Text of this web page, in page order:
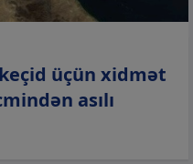
üçün xidmət
asılı